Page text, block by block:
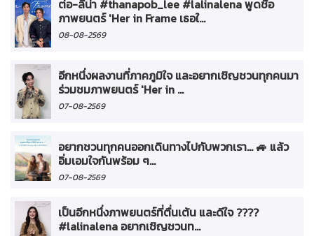
ต่อ-ลีน่า #thanapob_lee #lalinalena พูดชื่อ
ภาพยนตร์ 'Her in Frame เธอใ...
08-08-2569
อีกหนึ่งผลงานที่ภาคภูมิใจ และอยากเชิญชวนทุกคนมา
ร่วมชมภาพยนตร์ 'Her in ...
07-08-2569
อยากชวนทุกคนออกเดินทางไปกับพวกเรา... 🚙 แล้ว
อิ่มเอมใจกันพร้อม ๆ...
07-08-2569
เป็นอีกหนึ่งภาพยนตร์ที่ตื่นเต้น และดีใจ ????
#lalinalena อยากเชิญชวนท...